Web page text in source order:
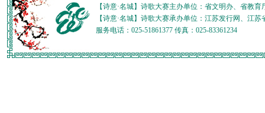
【诗意·名城】诗歌大赛主办单位：省文明办、省教
【诗意·名城】诗歌大赛承办单位：江苏发行网、江
服务电话：025-51861377 传真：025-83361234